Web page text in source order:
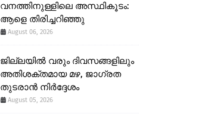
വനത്തിനുള്ളിലെ അസ്ഥികൂടം:
ആളെ തിരിച്ചറിഞ്ഞു
August 06, 2026
ജില്ലയിൽ വരും ദിവസങ്ങളിലും
അതിശക്തമായ മഴ, ജാഗ്രത
തുടരാൻ നിർദ്ദേശം
August 05, 2026